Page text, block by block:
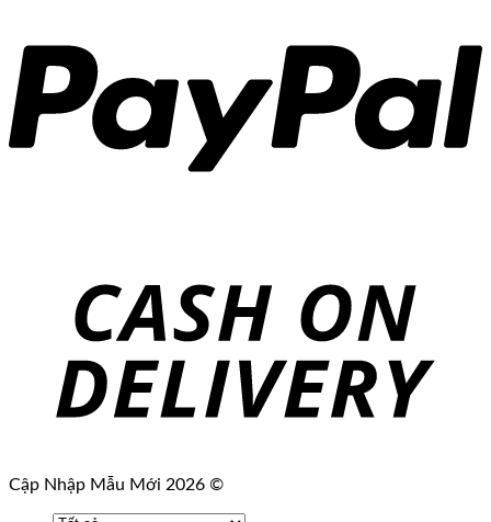
Cập Nhập Mẫu Mới 2026 ©